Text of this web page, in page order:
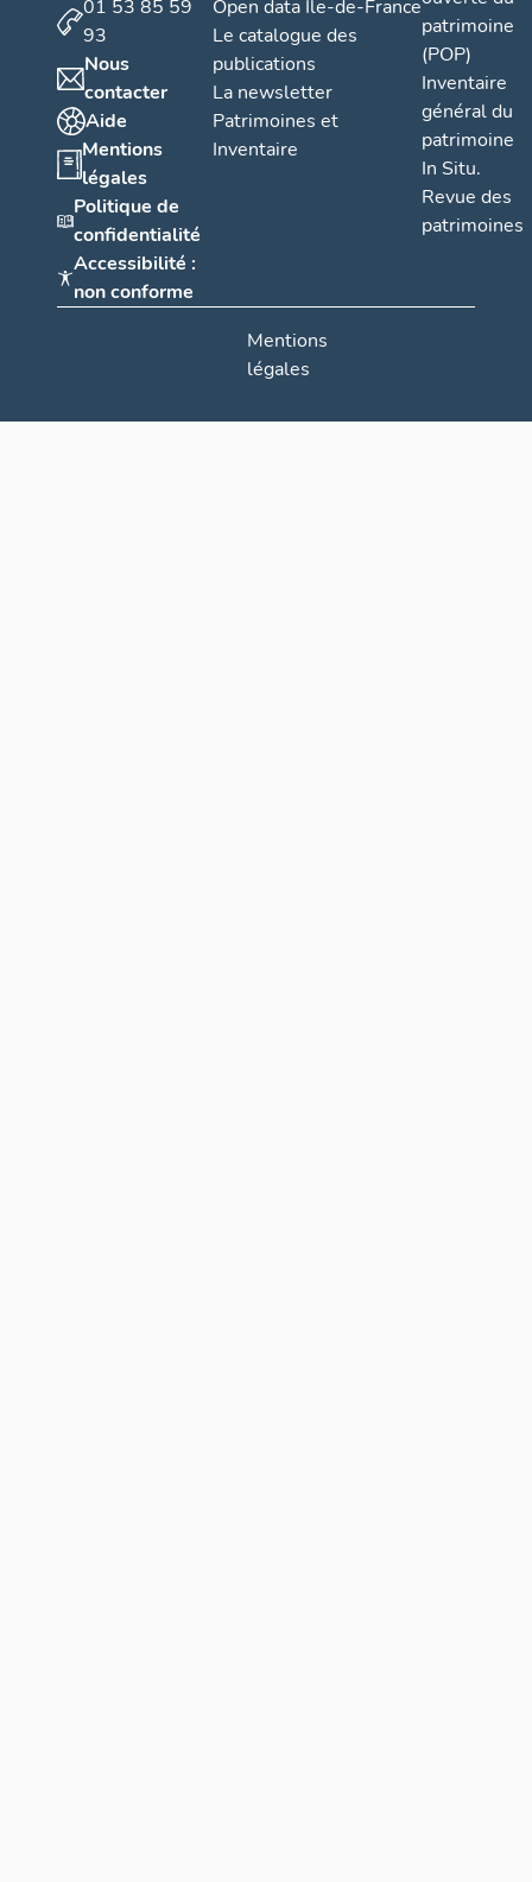
01 53 85 59
93
Nous
contacter
Aide
Mentions
légales
Politique de
confidentialité
Accessibilité :
non conforme
Open data Île-de-France
Le catalogue des
publications
La newsletter
Patrimoines et
Inventaire
patrimoine
(POP)
Inventaire
général du
patrimoine
In Situ.
Revue des
patrimoines
Mentions
légales